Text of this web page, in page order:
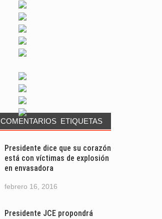
COMENTARIOS ETIQUETAS
Presidente dice que su corazón
está con víctimas de explosión
en envasadora
febrero 16, 2016
Presidente JCE propondrá